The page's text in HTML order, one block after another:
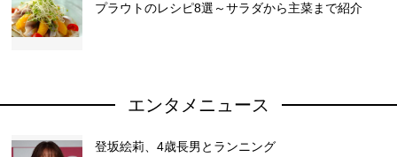
プラウトのレシピ8選～サラダから主菜まで紹介
エンタメニュース
登坂絵莉、4歳長男とランニング